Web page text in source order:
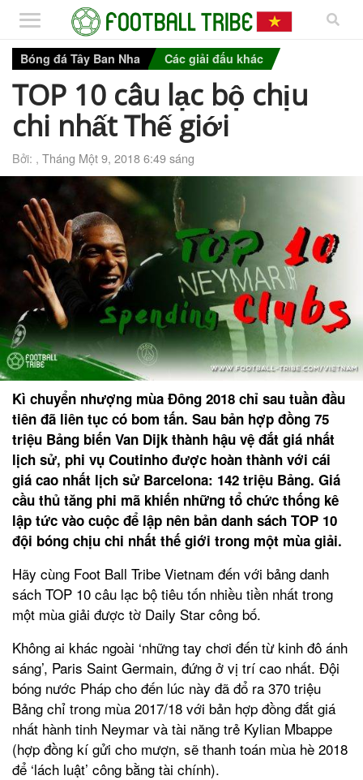
Bóng đá Tây Ban Nha Các giải đấu khác
TOP 10 câu lạc bộ chịu
chi nhất Thế giới
Bởi: , Tháng Một 9, 2018 6:49 sáng
Kì chuyển nhượng mùa Đông 2018 chỉ sau tuần đầu
tiên đã liên tục có bom tấn. Sau bản hợp đồng 75
triệu Bảng biến Van Dijk thành hậu vệ đắt giá nhất
lịch sử, phi vụ Coutinho được hoàn thành với cái
giá cao nhất lịch sử Barcelona: 142 triệu Bảng. Giá
cầu thủ tăng phi mã khiến những tổ chức thống kê
lập tức vào cuộc để lập nên bản danh sách TOP 10
đội bóng chịu chi nhất thế giới trong một mùa giải.
Hãy cùng Foot Ball Tribe Vietnam đến với bảng danh
sách TOP 10 câu lạc bộ tiêu tốn nhiều tiền nhất trong
một mùa giải được tờ Daily Star công bố.
Không ai khác ngoài ‘những tay chơi đến từ kinh đô ánh
sáng’, Paris Saint Germain, đứng ở vị trí cao nhất. Đội
bóng nước Pháp cho đến lúc này đã đổ ra 370 triệu
Bảng chỉ trong mùa 2017/18 với bản hợp đồng đắt giá
nhất hành tinh Neymar và tài năng trẻ Kylian Mbappe
(hợp đồng kí gửi cho mượn, sẽ thanh toán mùa hè 2018
để ‘lách luật’ công bằng tài chính).